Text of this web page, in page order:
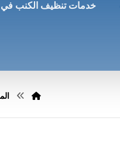
خدمات تنظيف الكنب في